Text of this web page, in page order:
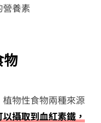
養素
物
物性食物兩種來源
攝取到血紅素鐵，